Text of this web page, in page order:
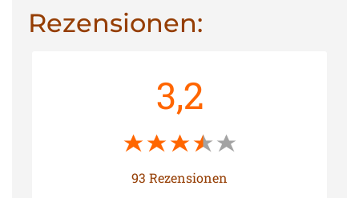
Rezensionen:
3,2
93 Rezensionen